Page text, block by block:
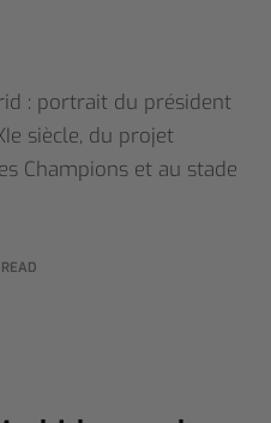
: portrait du président
siècle, du projet
Champions et au stade